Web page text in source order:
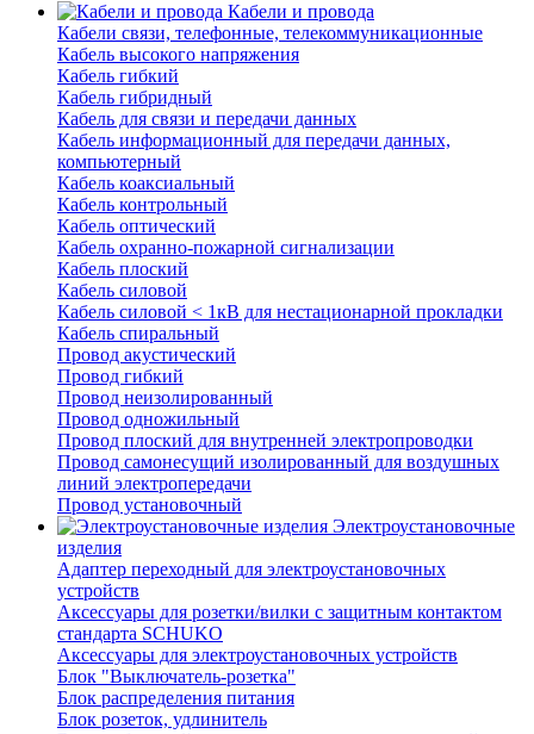
Кабели и провода
Кабели связи, телефонные, телекоммуникационные
Кабель высокого напряжения
Кабель гибкий
Кабель гибридный
Кабель для связи и передачи данных
Кабель информационный для передачи данных,
компьютерный
Кабель коаксиальный
Кабель контрольный
Кабель оптический
Кабель охранно-пожарной сигнализации
Кабель плоский
Кабель силовой
Кабель силовой < 1кВ для нестационарной прокладки
Кабель спиральный
Провод акустический
Провод гибкий
Провод неизолированный
Провод одножильный
Провод плоский для внутренней электропроводки
Провод самонесущий изолированный для воздушных
линий электропередачи
Провод установочный
Электроустановочные
изделия
Адаптер переходный для электроустановочных
устройств
Аксессуары для розетки/вилки с защитным контактом
стандарта SCHUKO
Аксессуары для электроустановочных устройств
Блок "Выключатель-розетка"
Блок распределения питания
Блок розеток, удлинитель